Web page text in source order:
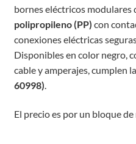
bornes eléctricos modulares
polipropileno (PP) con
conexiones eléctricas
Disponibles en color negro,
cable y amperajes, cumplen
60998)
El precio es por un bloque